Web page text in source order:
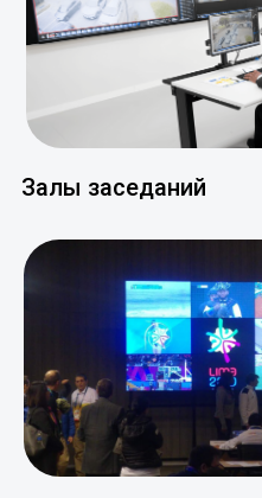
Залы заседаний
Конференц-залы